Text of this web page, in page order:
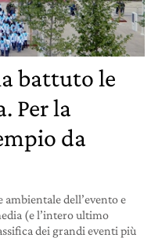
battuto le
Per la
da
dell’evento e
(e l’intero ultimo
dei grandi eventi più